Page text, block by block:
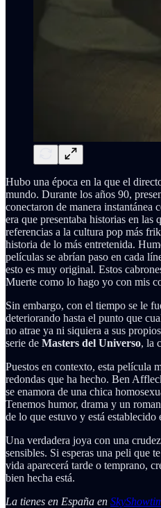
Hubo una época en la que el
mundo. Durante los años 90,
conectaron de manera instantánea
era que presentaba historias en las
referencias a la cultura pop más
historia de lo más entretenida.
películas se abrían paso en cada
esto es muy original. Estos
Muerte como lo hago yo con mis
Sin embargo, con el tiempo se le
deteriorando hasta el punto que
no atrae ya ni siquiera a sus
serie de Masters del Universo, la
Puestos en contexto, esta película
redondas que ha hecho. Ben
se enamora de una chica
Tenemos humor, drama y un
de lo que estuvo y está establecido
Una verdadera joya con una
sensibles. Si esperas una peli que
vida aparecerá tarde o temprano,
bien hecha está.
La tienes en España en